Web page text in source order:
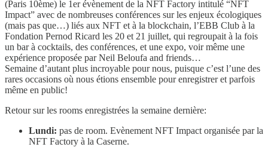
(Paris 10ème) le 1er évènement de la NFT Factory intitulé “NFT
Impact” avec de nombreuses conférences sur les enjeux écologiques
(mais pas que…) liés aux NFT et à la blockchain, l’EBB Club à la
Fondation Pernod Ricard les 20 et 21 juillet, qui regroupait à la fois
un bar à cocktails, des conférences, et une expo, voir même une
expérience proposée par Neil Beloufa and friends…
Semaine d’autant plus incroyable pour nous, puisque c’est l’une des
rares occasions où nous étions ensemble pour enregistrer et parfois
même en public!
Retour sur les rooms enregistrées la semaine dernière:
Lundi: pas de room. Evènement NFT Impact organisée par la
NFT Factory à la Caserne.